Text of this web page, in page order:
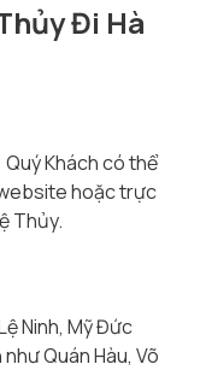
Đi Hà
Quý Khách có thể
hoặc trực
Thủy.
Ninh, Mỹ Đức
Quán Hàu, Võ